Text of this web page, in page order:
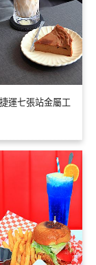
運七張站金屬工